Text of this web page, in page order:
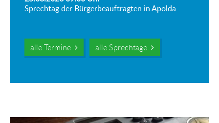
Sprechtag der Bürgerbeauftragten in Apolda
alle Termine alle Sprechtage